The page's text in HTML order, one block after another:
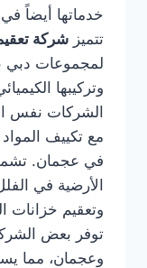
خدماتها أيضاً
تتميز شركة
لمجموعات دبي
وتركيبها
الشركات نفس
مع تكييف
في عجمان.
الأرضية في
وتعقيم خزانات
توفر بعض
وعجمان، مما